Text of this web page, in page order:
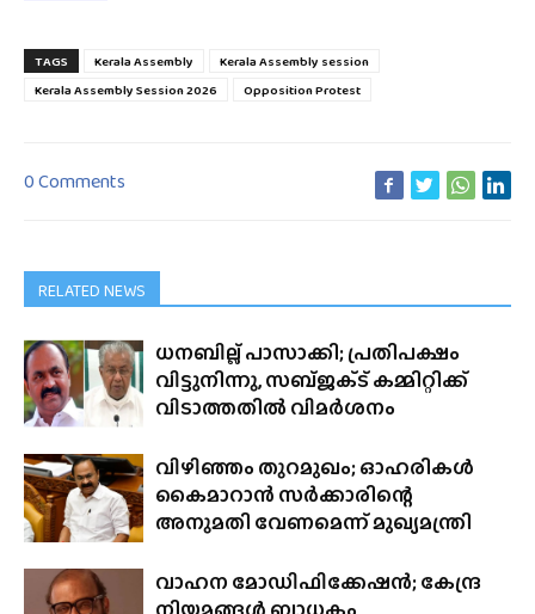
TAGS Kerala Assembly
Kerala Assembly session
Kerala Assembly Session 2026
Opposition Protest
0 Comments
RELATED NEWS
ധനബില്ല് പാസാക്കി; പ്രതിപക്ഷം
വിട്ടുനിന്നു, സബ്‌ജക്‌ട് കമ്മിറ്റിക്ക്
വിടാത്തതിൽ വിമർശനം
വിഴിഞ്ഞം തുറമുഖം; ഓഹരികൾ
കൈമാറാൻ സർക്കാരിന്റെ
അനുമതി വേണമെന്ന് മുഖ്യമന്ത്രി
വാഹന മോഡിഫിക്കേഷൻ; കേന്ദ്ര